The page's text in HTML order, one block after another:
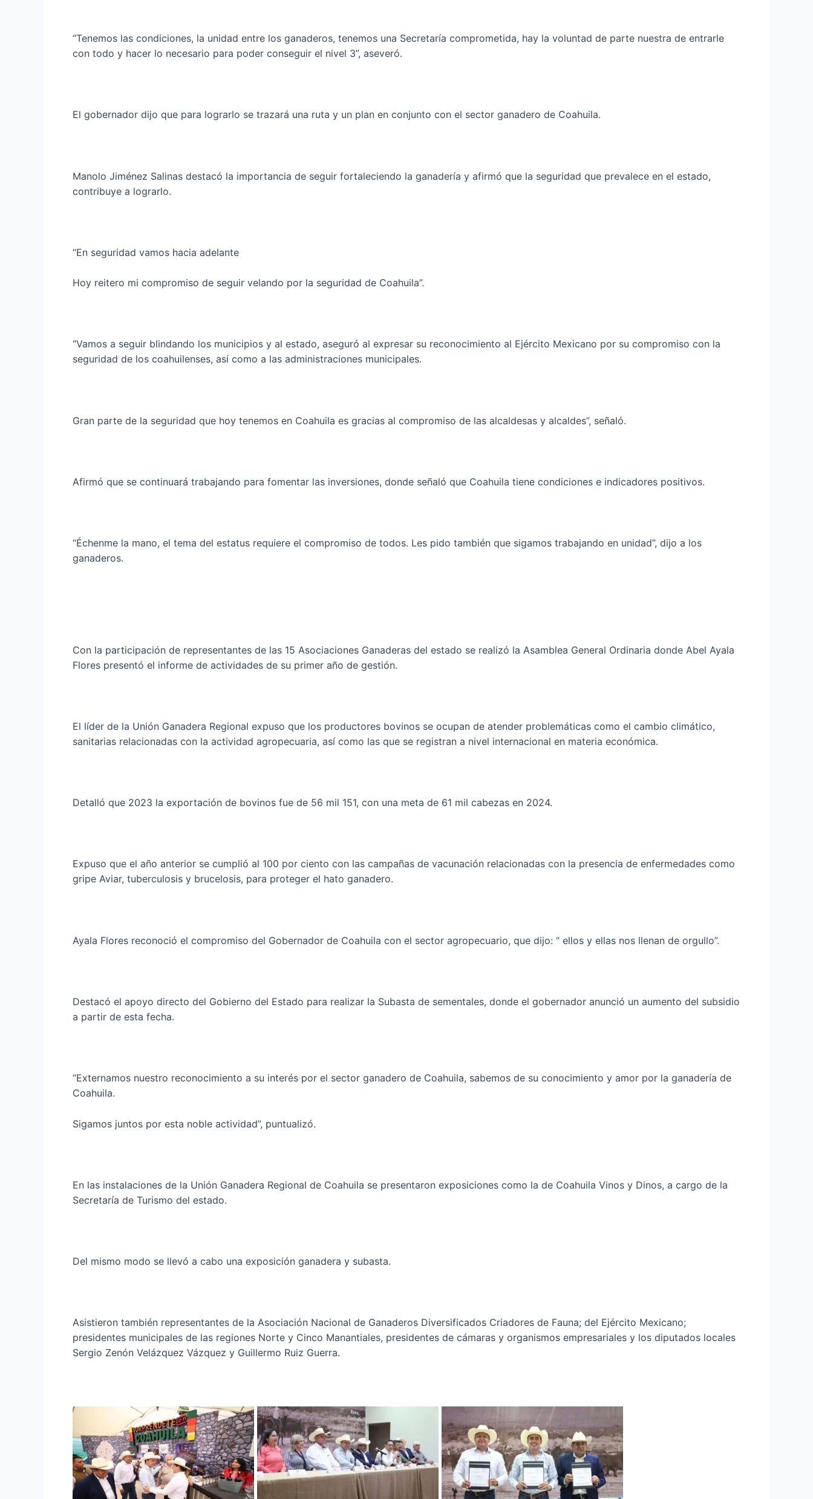
“Tenemos las condiciones, la unidad entre los ganaderos, tenemos una Secretaría comprometida, hay la voluntad de parte nuestra de entrarle
con todo y hacer lo necesario para poder conseguir el nivel 3”, aseveró.
El gobernador dijo que para lograrlo se trazará una ruta y un plan en conjunto con el sector ganadero de Coahuila.
Manolo Jiménez Salinas destacó la importancia de seguir fortaleciendo la ganadería y afirmó que la seguridad que prevalece en el estado,
contribuye a lograrlo.
“En seguridad vamos hacia adelante
Hoy reitero mi compromiso de seguir velando por la seguridad de Coahuila”.
“Vamos a seguir blindando los municipios y al estado, aseguró al expresar su reconocimiento al Ejército Mexicano por su compromiso con la
seguridad de los coahuilenses, así como a las administraciones municipales.
Gran parte de la seguridad que hoy tenemos en Coahuila es gracias al compromiso de las alcaldesas y alcaldes”, señaló.
Afirmó que se continuará trabajando para fomentar las inversiones, donde señaló que Coahuila tiene condiciones e indicadores positivos.
“Échenme la mano, el tema del estatus requiere el compromiso de todos. Les pido también que sigamos trabajando en unidad”, dijo a los
ganaderos.
Con la participación de representantes de las 15 Asociaciones Ganaderas del estado se realizó la Asamblea General Ordinaria donde Abel Ayala
Flores presentó el informe de actividades de su primer año de gestión.
El líder de la Unión Ganadera Regional expuso que los productores bovinos se ocupan de atender problemáticas como el cambio climático,
sanitarias relacionadas con la actividad agropecuaria, así como las que se registran a nivel internacional en materia económica.
Detalló que 2023 la exportación de bovinos fue de 56 mil 151, con una meta de 61 mil cabezas en 2024.
Expuso que el año anterior se cumplió al 100 por ciento con las campañas de vacunación relacionadas con la presencia de enfermedades como
gripe Aviar, tuberculosis y brucelosis, para proteger el hato ganadero.
Ayala Flores reconoció el compromiso del Gobernador de Coahuila con el sector agropecuario, que dijo: “ ellos y ellas nos llenan de orgullo”.
Destacó el apoyo directo del Gobierno del Estado para realizar la Subasta de sementales, donde el gobernador anunció un aumento del subsidio
a partir de esta fecha.
“Externamos nuestro reconocimiento a su interés por el sector ganadero de Coahuila, sabemos de su conocimiento y amor por la ganadería de
Coahuila.
Sigamos juntos por esta noble actividad”, puntualizó.
En las instalaciones de la Unión Ganadera Regional de Coahuila se presentaron exposiciones como la de Coahuila Vinos y Dinos, a cargo de la
Secretaría de Turismo del estado.
Del mismo modo se llevó a cabo una exposición ganadera y subasta.
Asistieron también representantes de la Asociación Nacional de Ganaderos Diversificados Criadores de Fauna; del Ejército Mexicano;
presidentes municipales de las regiones Norte y Cinco Manantiales, presidentes de cámaras y organismos empresariales y los diputados locales
Sergio Zenón Velázquez Vázquez y Guillermo Ruiz Guerra.